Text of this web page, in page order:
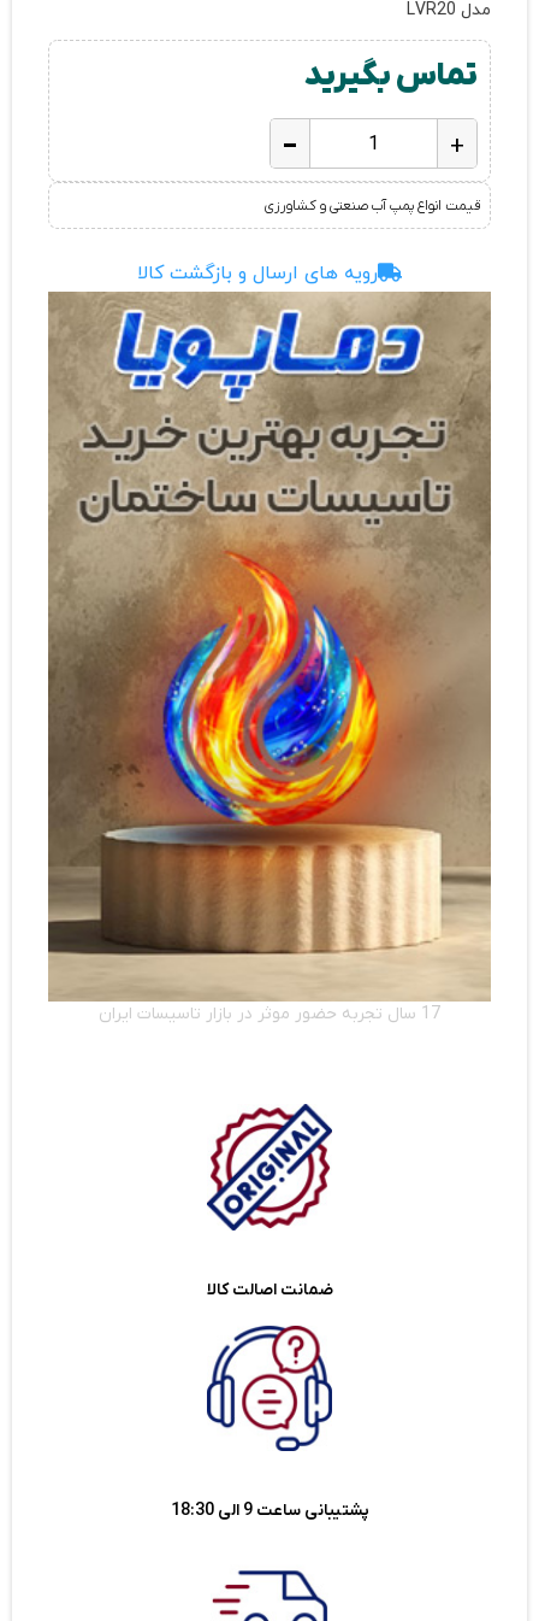
مدل LVR20
تماس بگیرید
+
-
قیمت انواع پمپ آب صنعتی و کشاورزی
رویه های ارسال و بازگشت کالا
17 سال تجربه حضور موثر در بازار تاسیسات ایران
ضمانت اصالت کالا
پشتیبانی ساعت 9 الی 18:30